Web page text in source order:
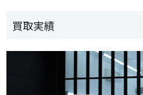
買取実績